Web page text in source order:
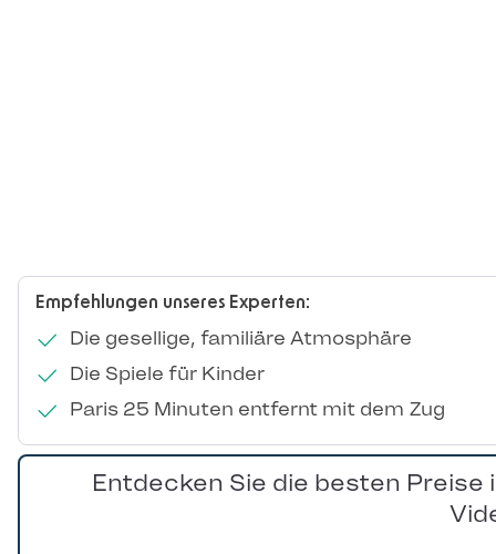
Empfehlungen unseres Experten:
Die gesellige, familiäre Atmosphäre
Die Spiele für Kinder
Paris 25 Minuten entfernt mit dem Zug
Entdecken Sie die besten Preise